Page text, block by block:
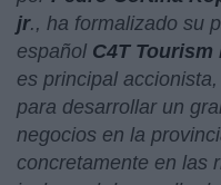
jr., ha formalizado su
español C4T Tourism
es principal
para desarrollar un
negocios en la
concretamente en las